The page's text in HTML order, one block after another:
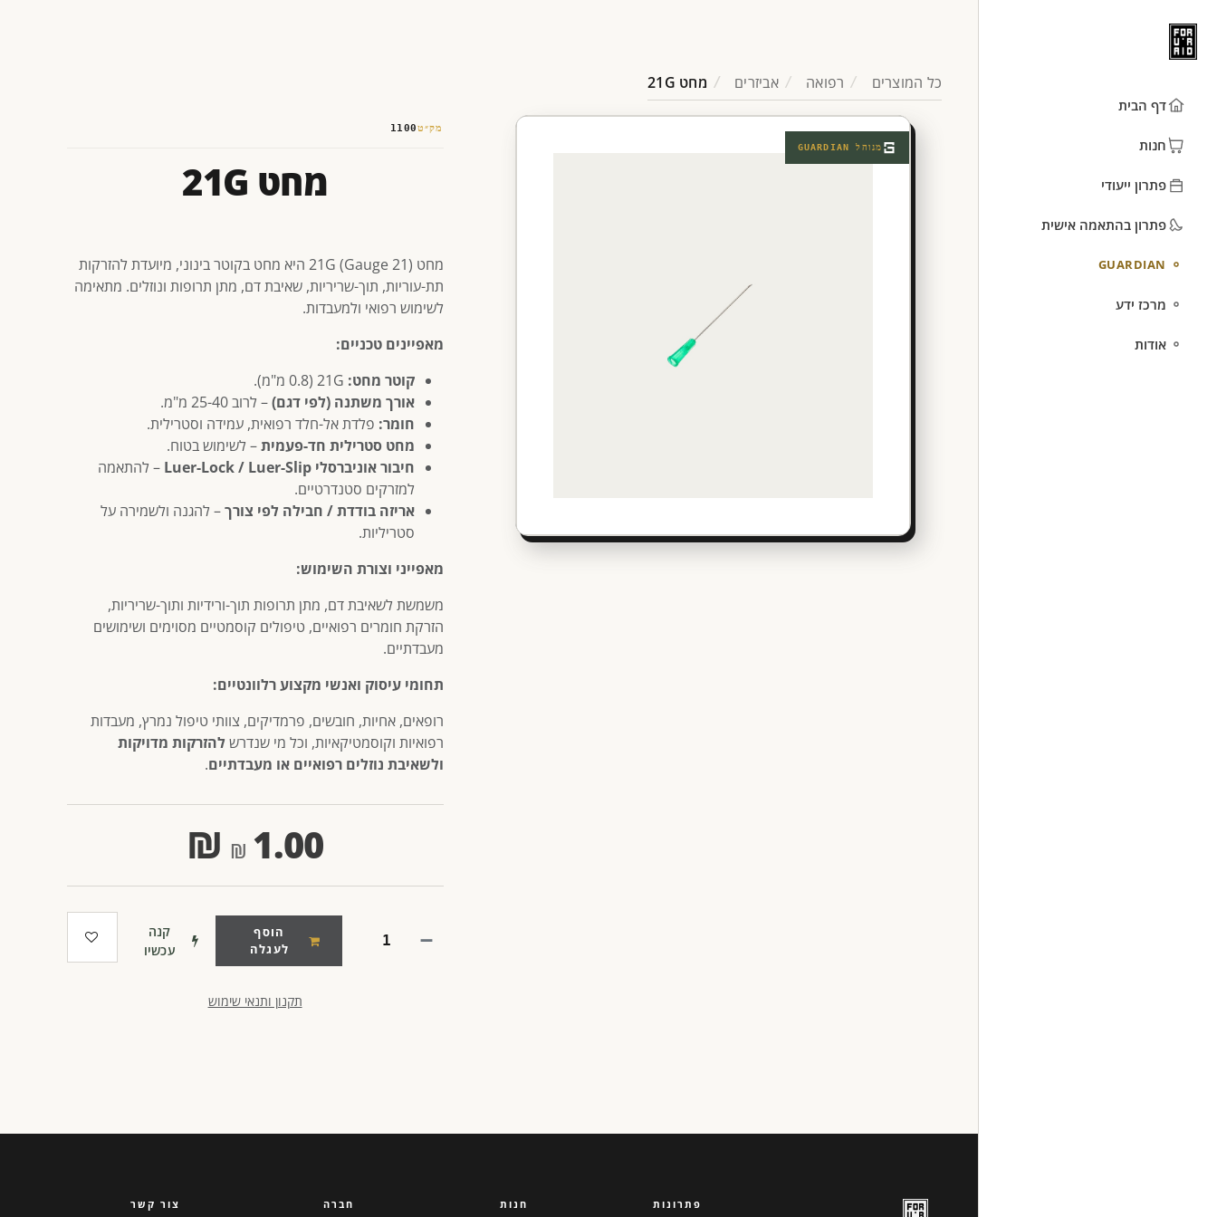
דף הבית
חנות
פתרון ייעודי
פתרון בהתאמה אישית
GUARDIAN
מרכז ידע
אודות
כל המוצרים רפואה אביזרים מחט 21G
מנוהל GUARDIAN
מק״ט1100
מחט 21G
מחט 21G (Gauge 21) היא מחט בקוטר בינוני, מיועדת להזרקות
תת-עוריות, תוך-שריריות, שאיבת דם, מתן תרופות ונוזלים. מתאימה
לשימוש רפואי ולמעבדות.
מאפיינים טכניים:
קוטר מחט:
אורך משתנה (לפי דגם)– לרוב 25-40 מ"מ.
חומר: פלדת אל-חלד רפואית, עמידה וסטרילית.
מחט סטרילית חד-פעמית– לשימוש בטוח.
חיבור אוניברסלי Luer-Lock / Luer-Slip
– להתאמה
למזרקים סטנדרטיים.
אריזה בודדת / חבילה לפי צורך– להגנה ולשמירה על
סטריליות.
מאפייני וצורת השימוש:
משמשת לשאיבת דם, מתן תרופות תוך-ורידיות ותוך-שריריות,
הזרקת חומרים רפואיים, טיפולים קוסמטיים מסוימים ושימושים
מעבדתיים.
תחומי עיסוק ואנשי מקצוע רלוונטיים:
רופאים, אחיות, חובשים, פרמדיקים, צוותי טיפול נמרץ, מעבדות
רפואיות וקוסמטיקאיות, וכל מי שנדרש להזרקות מדויקות
ולשאיבת נוזלים רפואיים או מעבדתיים.
1.00
₪
הוסף
לעגלה
קנה
עכשיו
תקנון ותנאי שימוש
פתרונות חנות חברה צור קשר